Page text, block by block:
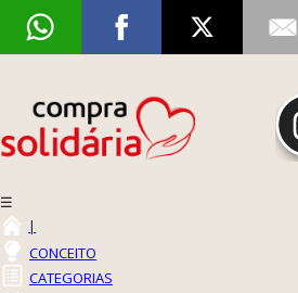
☰
|
CONCEITO
CATEGORIAS